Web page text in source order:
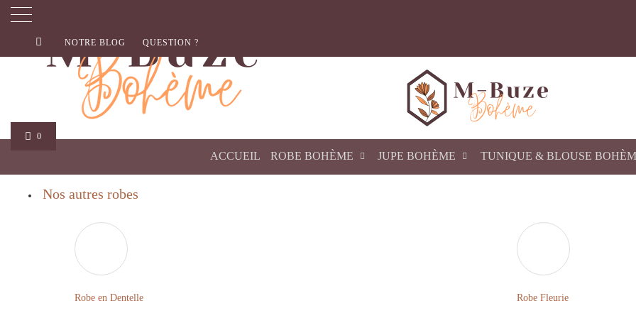
0
NOTRE BLOG QUESTION ?
ACCUEIL ROBE BOHÈME JUPE BOHÈME TUNIQUE & BLOUSE
Nos autres robes
Robe en Dentelle Robe Fleurie